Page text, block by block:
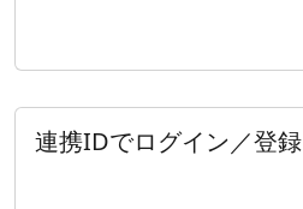
連携IDでログイン／登録